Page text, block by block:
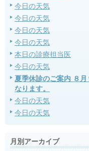
今日の天気
今日の天気
今日の天気
今日の天気
本日の診療担当医
今日の天気
夏季休診のご案内 ８
なります。
今日の天気
今日の天気
月別アーカイブ